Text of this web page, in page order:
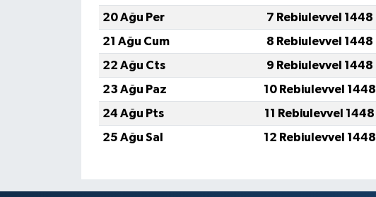
20 Ağu Per
7 Rebiulevvel 1448
21 Ağu Cum
8 Rebiulevvel 1448
22 Ağu Cts
9 Rebiulevvel 1448
23 Ağu Paz
10 Rebiulevvel 1448
24 Ağu Pts
11 Rebiulevvel 1448
25 Ağu Sal
12 Rebiulevvel 1448